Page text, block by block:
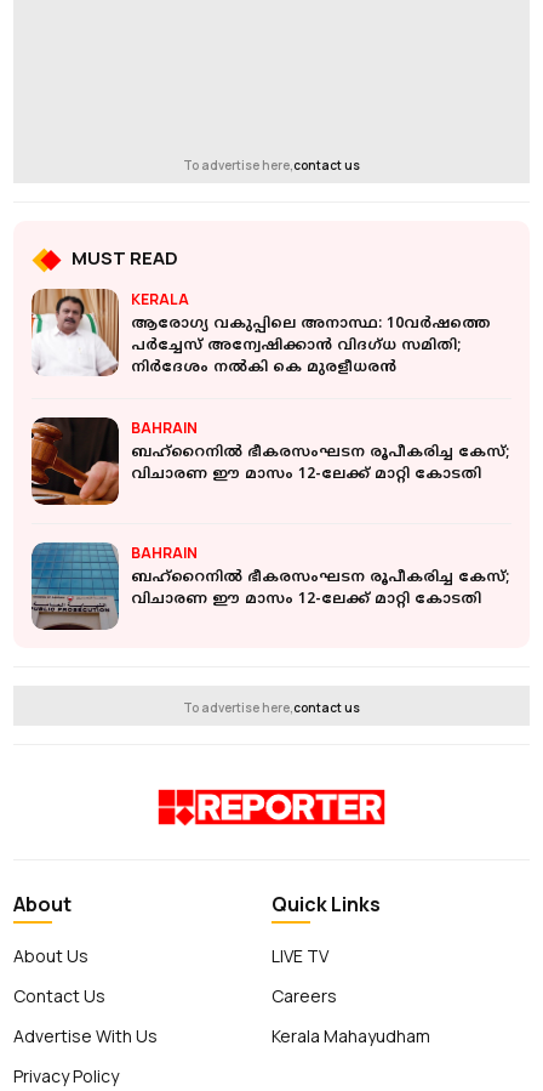
To advertise here,contact us
MUST READ
KERALA
ആരോഗ്യ വകുപ്പിലെ അനാസ്ഥ: 10വർഷത്തെ
പർച്ചേസ് അന്വേഷിക്കാന്‍ വിദഗ്ധ സമിതി;
നിർദേശം നൽകി കെ മുരളീധരന്‍
BAHRAIN
ബഹ്റൈനിൽ ഭീകരസംഘടന രൂപീകരിച്ച കേസ്;
വിചാരണ ഈ മാസം 12-ലേക്ക് മാറ്റി കോടതി
BAHRAIN
ബഹ്റൈനിൽ ഭീകരസംഘടന രൂപീകരിച്ച കേസ്;
വിചാരണ ഈ മാസം 12-ലേക്ക് മാറ്റി കോടതി
To advertise here,contact us
About
About Us
Contact Us
Advertise With Us
Privacy Policy
Quick Links
LIVE TV
Careers
Kerala Mahayudham